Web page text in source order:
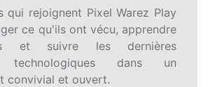
qui rejoignent Pixel Warez Play
ce qu'ils ont vécu, apprendre
et suivre les dernières
technologiques dans un
convivial et ouvert.